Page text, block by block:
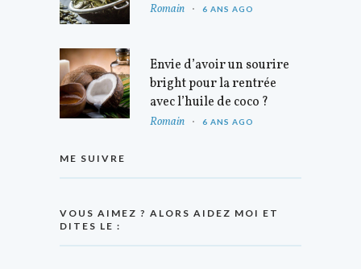
Romain 6 ANS AGO
Envie d’avoir un sourire
bright pour la rentrée
avec l’huile de coco ?
Romain 6 ANS AGO
ME SUIVRE
VOUS AIMEZ ? ALORS AIDEZ MOI ET
DITES LE :